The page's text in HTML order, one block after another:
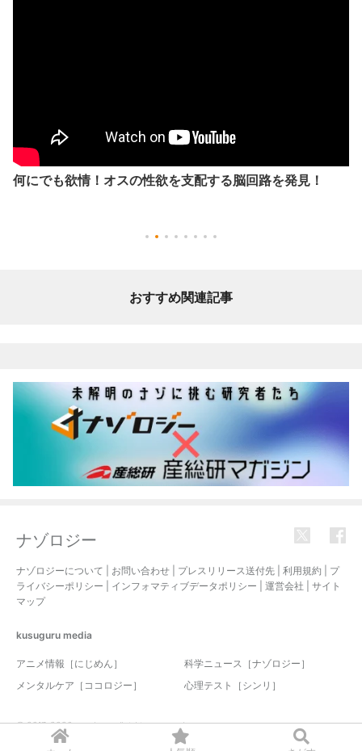
何にでも欲情！オスの性欲を支配する脳回路を発見！
おすすめ関連記事
ナゾロジー
ナゾロジーについて お問い合わせ プレスリリース送付先 利用規約
プ
ライバシーポリシー
インフォマティブデータポリシー 運営会社
サイト
マップ
kusuguru media
アニメ情報［にじめん］
科学ニュース［ナゾロジー］
メンタルケア［ココロジー］
心理テスト［シンリ］
© 2017-2026 nazology. all rights reserved.